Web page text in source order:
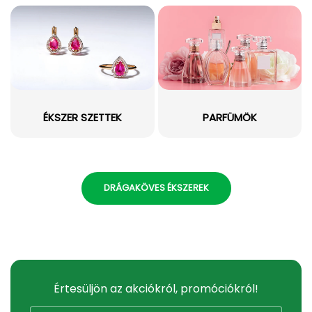
ÉKSZER SZETTEK PARFÜMÖK
DRÁGAKÖVES ÉKSZEREK
Értesüljön az akciókról, promóciókról!